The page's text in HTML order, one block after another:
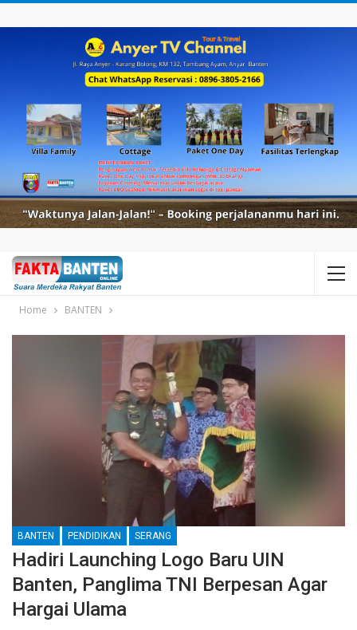
Home BANTEN
BANTEN PENDIDIKAN SERANG
Hadiri Launching Logo Baru UIN
Banten, Panglima TNI Berpesan Agar
Hargai Ulama